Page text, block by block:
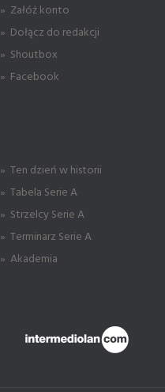
» Załóż konto
» Dołącz do redakcji
» Shoutbox
» Facebook
» Ten dzień w historii
» Tabela Serie A
» Strzelcy Serie A
» Terminarz Serie A
» Akademia